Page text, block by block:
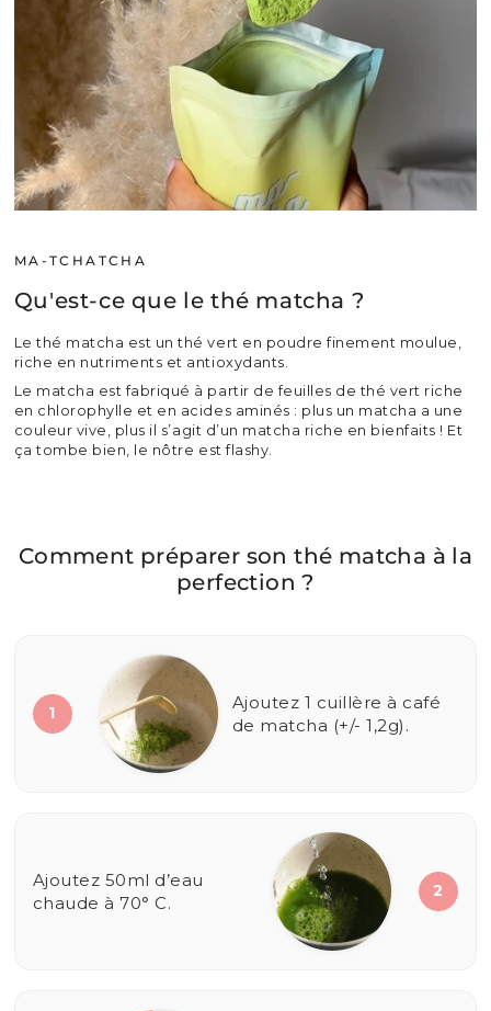
MA-TCHATCHA
Qu'est-ce que le thé matcha ?
Le thé matcha est un thé vert en poudre finement moulue,
riche en nutriments et antioxydants.
Le matcha est fabriqué à partir de feuilles de thé vert riche
en chlorophylle et en acides aminés : plus un matcha a une
couleur vive, plus il s’agit d’un matcha riche en bienfaits ! Et
ça tombe bien, le nôtre est flashy.
Comment préparer son thé matcha à la
perfection ?
1
Ajoutez 1 cuillère à café
de matcha (+/- 1,2g).
2
Ajoutez 50ml d’eau
chaude à 70° C.